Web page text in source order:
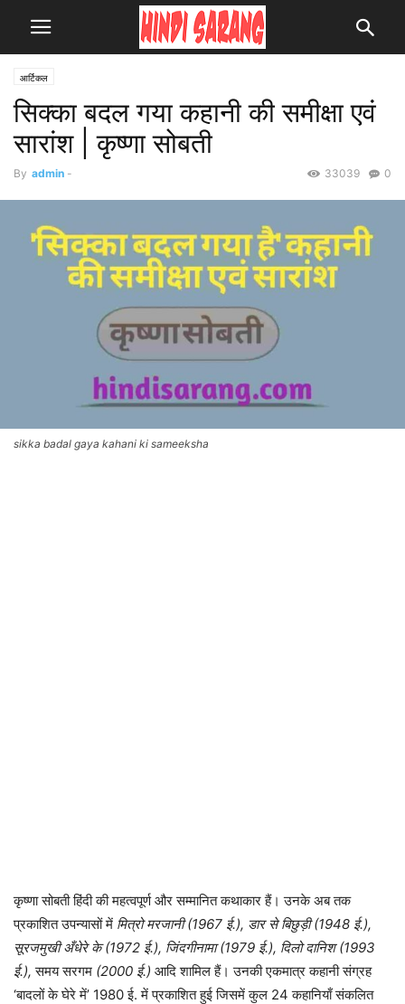
आर्टिकल
सिक्का बदल गया कहानी की समीक्षा एवं
सारांश | कृष्णा सोबती
By admin - 0
33039
sikka badal gaya kahani ki sameeksha
कृष्णा सोबती हिंदी की महत्वपूर्ण और सम्मानित कथाकार हैं। उनके अब तक
प्रकाशित उपन्यासों में मित्रो मरजानी (1967 ई.), डार से बिछुड़ी (1948 ई.),
सूरजमुखी अँधेरे के (1972 ई.), जिंदगीनामा (1979 ई.), दिलो दानिश (1993
ई.),समय सरगम (2000 ई.) आदि शामिल हैं। उनकी एकमात्र कहानी संग्रह
‘बादलों के घेरे में’ 1980 ई. में प्रकाशित हुई जिसमें कुल 24 कहानियाँ संकलित